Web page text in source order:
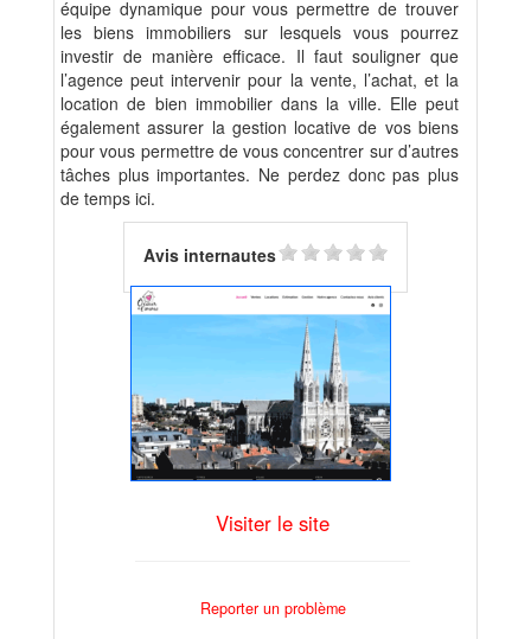
équipe dynamique pour vous permettre de trouver
les biens immobiliers sur lesquels vous pourrez
investir de manière efficace. Il faut souligner que
l’agence peut intervenir pour la vente, l’achat, et la
location de bien immobilier dans la ville. Elle peut
également assurer la gestion locative de vos biens
pour vous permettre de vous concentrer sur d’autres
tâches plus importantes. Ne perdez donc pas plus
de temps ici.
Avis internautes
Visiter le site
Reporter un problème